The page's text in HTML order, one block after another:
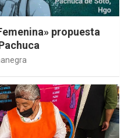
propuesta